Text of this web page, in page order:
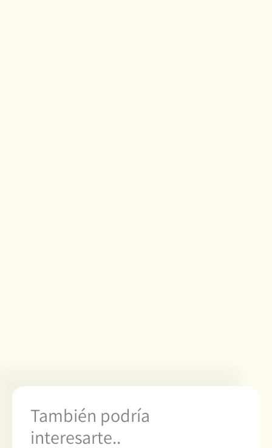
También podría
interesarte..